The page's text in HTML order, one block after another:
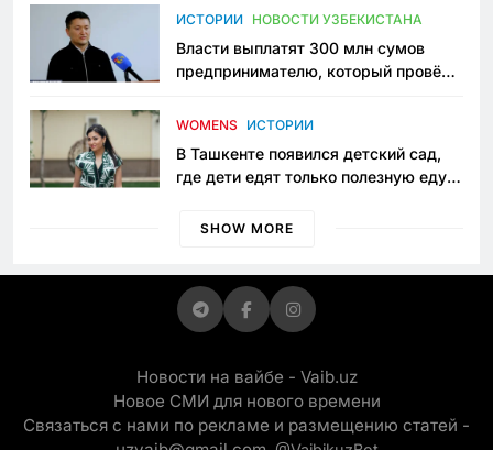
пространство
ИСТОРИИ НОВОСТИ УЗБЕКИСТАНА
Власти выплатят 300 млн сумов
предпринимателю, который провёл
приговору
WOMENS ИСТОРИИ
В Ташкенте появился детский сад,
где дети едят только полезную еду.
просить «кашу без сахара»
SHOW MORE
Новости на вайбе - Vaib.uz
Новое СМИ для нового времени
Связаться с нами по рекламе и размещению статей -